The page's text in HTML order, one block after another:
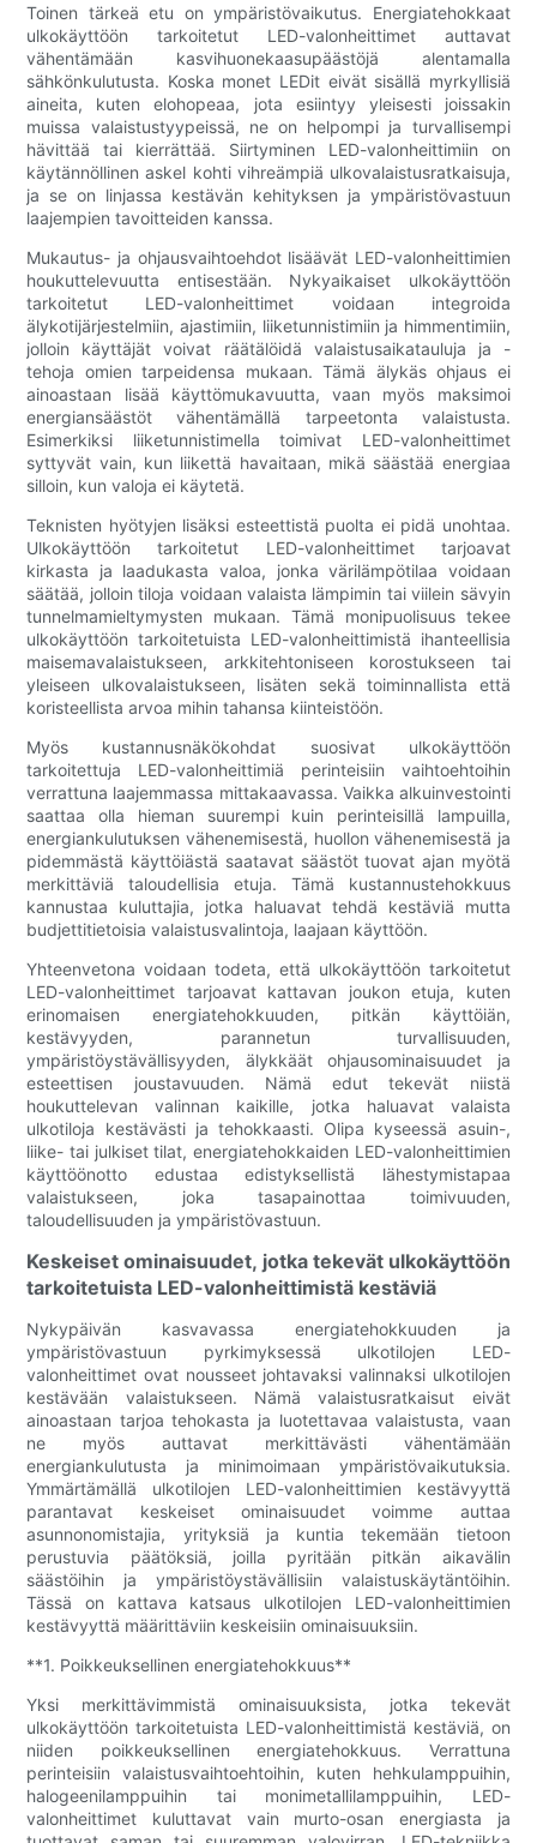
Toinen tärkeä etu on ympäristövaikutus. Energiatehokkaat
ulkokäyttöön tarkoitetut LED-valonheittimet auttavat
vähentämään kasvihuonekaasupäästöjä alentamalla
sähkönkulutusta. Koska monet LEDit eivät sisällä myrkyllisiä
aineita, kuten elohopeaa, jota esiintyy yleisesti joissakin
muissa valaistustyypeissä, ne on helpompi ja turvallisempi
hävittää tai kierrättää. Siirtyminen LED-valonheittimiin on
käytännöllinen askel kohti vihreämpiä ulkovalaistusratkaisuja,
ja se on linjassa kestävän kehityksen ja ympäristövastuun
laajempien tavoitteiden kanssa.
Mukautus- ja ohjausvaihtoehdot lisäävät LED-valonheittimien
houkuttelevuutta entisestään. Nykyaikaiset ulkokäyttöön
tarkoitetut LED-valonheittimet voidaan integroida
älykotijärjestelmiin, ajastimiin, liiketunnistimiin ja himmentimiin,
jolloin käyttäjät voivat räätälöidä valaistusaikatauluja ja -
tehoja omien tarpeidensa mukaan. Tämä älykäs ohjaus ei
ainoastaan ​​lisää käyttömukavuutta, vaan myös maksimoi
energiansäästöt vähentämällä tarpeetonta valaistusta.
Esimerkiksi liiketunnistimella toimivat LED-valonheittimet
syttyvät vain, kun liikettä havaitaan, mikä säästää energiaa
silloin, kun valoja ei käytetä.
Teknisten hyötyjen lisäksi esteettistä puolta ei pidä unohtaa.
Ulkokäyttöön tarkoitetut LED-valonheittimet tarjoavat
kirkasta ja laadukasta valoa, jonka värilämpötilaa voidaan
säätää, jolloin tiloja voidaan valaista lämpimin tai viilein sävyin
tunnelmamieltymysten mukaan. Tämä monipuolisuus tekee
ulkokäyttöön tarkoitetuista LED-valonheittimistä ihanteellisia
maisemavalaistukseen, arkkitehtoniseen korostukseen tai
yleiseen ulkovalaistukseen, lisäten sekä toiminnallista että
koristeellista arvoa mihin tahansa kiinteistöön.
Myös kustannusnäkökohdat suosivat ulkokäyttöön
tarkoitettuja LED-valonheittimiä perinteisiin vaihtoehtoihin
verrattuna laajemmassa mittakaavassa. Vaikka alkuinvestointi
saattaa olla hieman suurempi kuin perinteisillä lampuilla,
energiankulutuksen vähenemisestä, huollon vähenemisestä ja
pidemmästä käyttöiästä saatavat säästöt tuovat ajan myötä
merkittäviä taloudellisia etuja. Tämä kustannustehokkuus
kannustaa kuluttajia, jotka haluavat tehdä kestäviä mutta
budjettitietoisia valaistusvalintoja, laajaan käyttöön.
Yhteenvetona voidaan todeta, että ulkokäyttöön tarkoitetut
LED-valonheittimet tarjoavat kattavan joukon etuja, kuten
erinomaisen energiatehokkuuden, pitkän käyttöiän,
kestävyyden, parannetun turvallisuuden,
ympäristöystävällisyyden, älykkäät ohjausominaisuudet ja
esteettisen joustavuuden. Nämä edut tekevät niistä
houkuttelevan valinnan kaikille, jotka haluavat valaista
ulkotiloja kestävästi ja tehokkaasti. Olipa kyseessä asuin-,
liike- tai julkiset tilat, energiatehokkaiden LED-valonheittimien
käyttöönotto edustaa edistyksellistä lähestymistapaa
valaistukseen, joka tasapainottaa toimivuuden,
taloudellisuuden ja ympäristövastuun.
Keskeiset ominaisuudet, jotka tekevät ulkokäyttöön
tarkoitetuista LED-valonheittimistä kestäviä
Nykypäivän kasvavassa energiatehokkuuden ja
ympäristövastuun pyrkimyksessä ulkotilojen LED-
valonheittimet ovat nousseet johtavaksi valinnaksi ulkotilojen
kestävään valaistukseen. Nämä valaistusratkaisut eivät
ainoastaan ​​tarjoa tehokasta ja luotettavaa valaistusta, vaan
ne myös auttavat merkittävästi vähentämään
energiankulutusta ja minimoimaan ympäristövaikutuksia.
Ymmärtämällä ulkotilojen LED-valonheittimien kestävyyttä
parantavat keskeiset ominaisuudet voimme auttaa
asunnonomistajia, yrityksiä ja kuntia tekemään tietoon
perustuvia päätöksiä, joilla pyritään pitkän aikavälin
säästöihin ja ympäristöystävällisiin valaistuskäytäntöihin.
Tässä on kattava katsaus ulkotilojen LED-valonheittimien
kestävyyttä määrittäviin keskeisiin ominaisuuksiin.
**1. Poikkeuksellinen energiatehokkuus**
Yksi merkittävimmistä ominaisuuksista, jotka tekevät
ulkokäyttöön tarkoitetuista LED-valonheittimistä kestäviä, on
niiden poikkeuksellinen energiatehokkuus. Verrattuna
perinteisiin valaistusvaihtoehtoihin, kuten hehkulamppuihin,
halogeenilamppuihin tai monimetallilamppuihin, LED-
valonheittimet kuluttavat vain murto-osan energiasta ja